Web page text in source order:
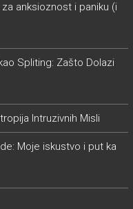
anksioznost i paniku (i
Spliting: Zašto Dolazi
Intruzivnih Misli
Moje iskustvo i put ka